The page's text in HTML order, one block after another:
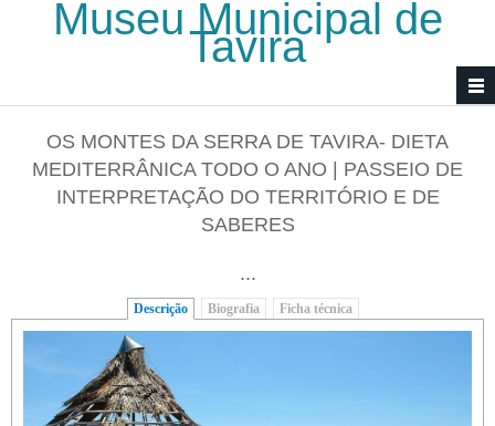
Passar para o conteúdo principal
Museu Municipal de
Tavira
OS MONTES DA SERRA DE TAVIRA- DIETA
MEDITERRÂNICA TODO O ANO | PASSEIO DE
INTERPRETAÇÃO DO TERRITÓRIO E DE
SABERES
...
Descrição (separador ativo)
Biografia Ficha técnica